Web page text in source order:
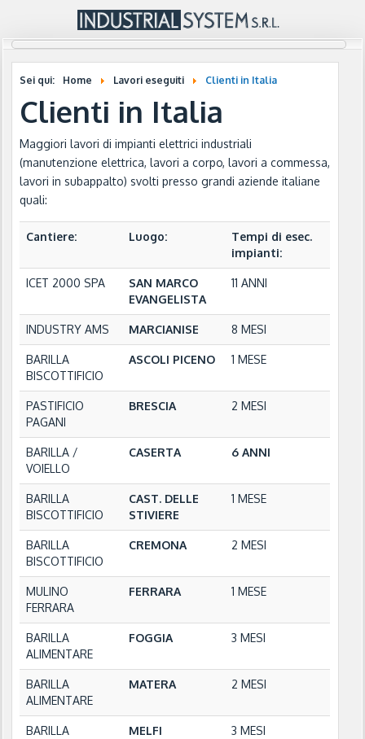
Sei qui: Home Lavori eseguiti Clienti in Italia
Clienti in Italia
Maggiori lavori di impianti elettrici industriali
(manutenzione elettrica, lavori a corpo, lavori a commessa,
lavori in subappalto) svolti presso grandi aziende italiane
quali:
Cantiere: Luogo:
Tempi di esec.
impianti:
ICET 2000 SPA
SAN MARCO
EVANGELISTA
11 ANNI
INDUSTRY AMS MARCIANISE 8 MESI
BARILLA
BISCOTTIFICIO
ASCOLI PICENO 1 MESE
PASTIFICIO
PAGANI
BRESCIA 2 MESI
BARILLA /
VOIELLO
CASERTA 6 ANNI
BARILLA
BISCOTTIFICIO
CAST. DELLE
STIVIERE
1 MESE
BARILLA
BISCOTTIFICIO
CREMONA 2 MESI
MULINO
FERRARA
FERRARA 1 MESE
BARILLA
ALIMENTARE
FOGGIA 3 MESI
BARILLA
ALIMENTARE
MATERA 2 MESI
BARILLA
MELFI 3 MESI